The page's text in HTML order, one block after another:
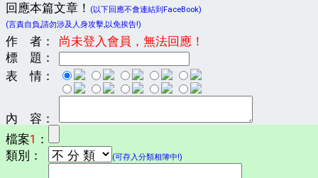
回應本篇文章！
(以下回應不會連結到FaceBook)
(言責自負,請勿涉及人身攻擊,以免挨告!)
作 者：
尚未登入會員，無法回應！
標 題：
表 情：
內 容：
檔案1 ：
類別：
(可存入分類相簿中!)